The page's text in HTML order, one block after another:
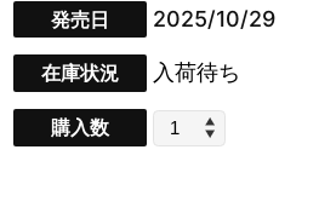
発売日 2025/10/29
在庫状況 入荷待ち
購入数